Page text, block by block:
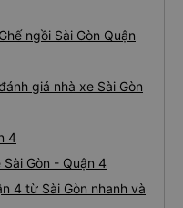
ngồi Sài Gòn Quận
giá nhà xe Sài Gòn
4
Gòn - Quận 4
4 từ Sài Gòn nhanh và